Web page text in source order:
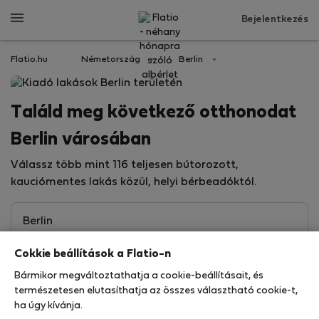
Bejelentkezés
Flatio.hu Németország Berlin
Találd meg következő otthonodat
Berlin városában
Válassz több mint 116 teljesen bútorozott,
kauciómentes lakás közül, helyi bérbeadóktól.
Cokkie beállítások a Flatio-n
Bármikor megváltoztathatja a cookie-beállításait, és
természetesen elutasíthatja az összes választható cookie-t,
ha úgy kívánja.